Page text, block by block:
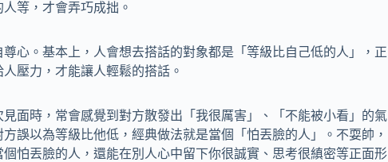
等，才會弄巧成拙。
心。基本上，人會想去搭話的對象都是「等級比自己低的人」，正
壓力，才能讓人輕鬆的搭話。
面時，常會感覺到對方散發出「我很厲害」、「不能被小看」的氣
誤以為等級比他低，經典做法就是當個「怕丟臉的人」。不耍帥，
怕丟臉的人，還能在別人心中留下你很誠實、思考很縝密等正面形